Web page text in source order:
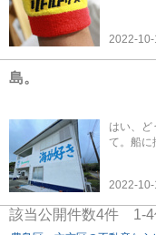
2022-10-
島。
はい、ど
て。船に
2022-
該当公開件数4件 1-4